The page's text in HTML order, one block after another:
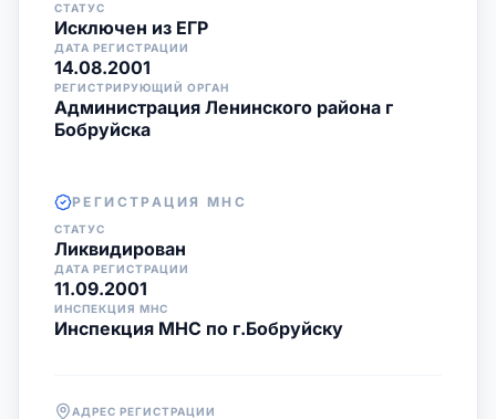
СТАТУС
Исключен из ЕГР
ДАТА РЕГИСТРАЦИИ
14.08.2001
РЕГИСТРИРУЮЩИЙ ОРГАН
Администрация Ленинского района г
Бобруйска
РЕГИСТРАЦИЯ МНС
СТАТУС
Ликвидирован
ДАТА РЕГИСТРАЦИИ
11.09.2001
ИНСПЕКЦИЯ МНС
Инспекция МНС по г.Бобруйску
АДРЕС РЕГИСТРАЦИИ